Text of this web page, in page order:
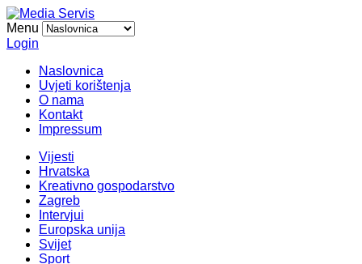
Menu
Login
Naslovnica
Uvjeti korištenja
O nama
Kontakt
Impressum
Vijesti
Hrvatska
Kreativno gospodarstvo
Zagreb
Intervjui
Europska unija
Svijet
Sport